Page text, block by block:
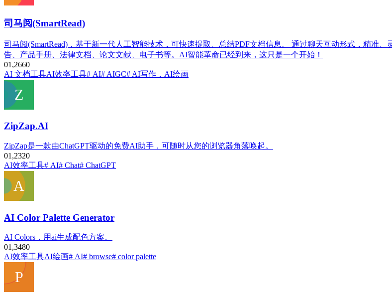
司马阅(SmartRead)
司马阅(SmartRead)，基于新一代人工智能技术，可快速提取、总结PDF文档信息。 通过聊天互动形式，精准
告、产品手册、法律文档、论文文献、电子书等。AI智能革命已经到来，这只是一个开始！
01,2660
AI 文档工具AI效率工具# AI# AIGC# AI写作，AI绘画
ZipZap.AI
ZipZap是一款由ChatGPT驱动的免费AI助手，可随时从您的浏览器角落唤起。
01,2320
AI效率工具# AI# Chat# ChatGPT
AI Color Palette Generator
AI Colors，用ai生成配色方案。
01,3480
AI效率工具AI绘画# AI# browse# color palette